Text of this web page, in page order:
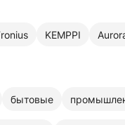
KEMPPI
бытовые